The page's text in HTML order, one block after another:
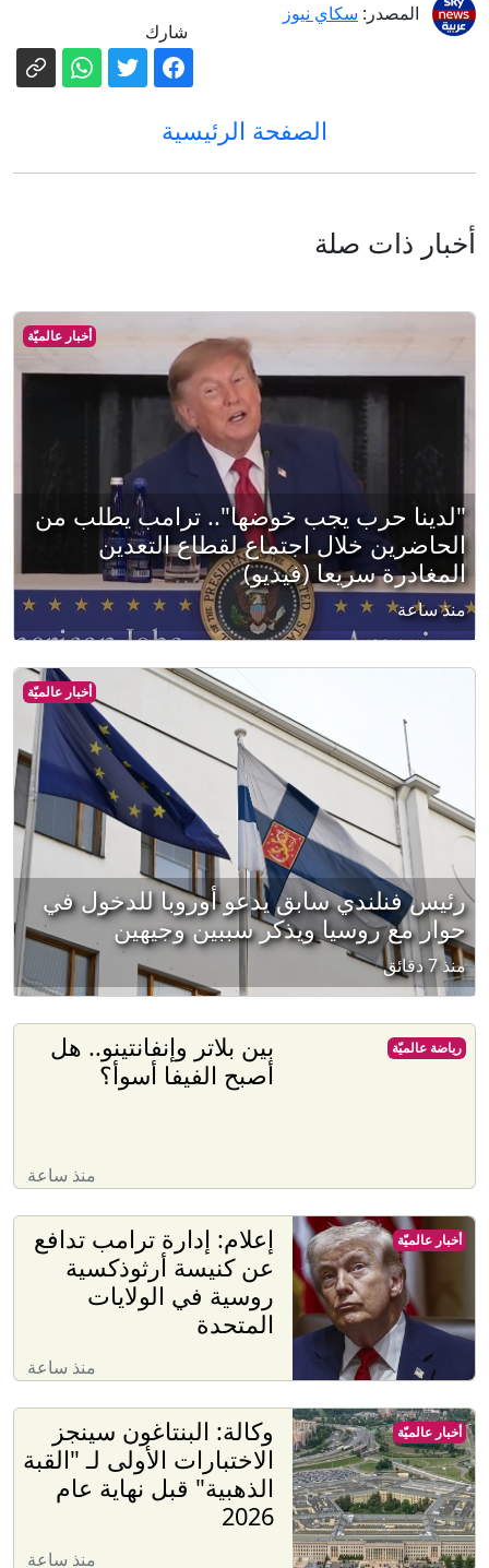
المصدر: سكاي نيوز
شارك
الصفحة الرئيسية
أخبار ذات صلة
أخبار عالميّة
"لدينا حرب يجب خوضها".. ترامب يطلب من
الحاضرين خلال اجتماع لقطاع التعدين
المغادرة سريعا (فيديو)
منذ ساعة
أخبار عالميّة
رئيس فنلندي سابق يدعو أوروبا للدخول في
حوار مع روسيا ويذكر سببين وجيهين
منذ 7 دقائق
بين بلاتر وإنفانتينو.. هل
أصبح الفيفا أسوأ؟
منذ ساعة
رياضة عالميّة
إعلام: إدارة ترامب تدافع
عن كنيسة أرثوذكسية
روسية في الولايات
المتحدة
منذ ساعة
أخبار عالميّة
وكالة: البنتاغون سينجز
الاختبارات الأولى لـ "القبة
الذهبية" قبل نهاية عام
2026
منذ ساعة
أخبار عالميّة